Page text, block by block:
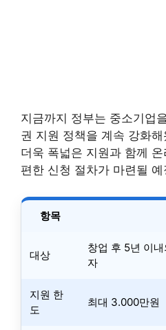
지금까지 정부는 중소기업
권 지원 정책을 계속 강화
더욱 폭넓은 지원과 함께
편한 신청 절차가 마련될
항목
대상
창업 후 5년 이
자
지원 한
도
최대 3.000만원